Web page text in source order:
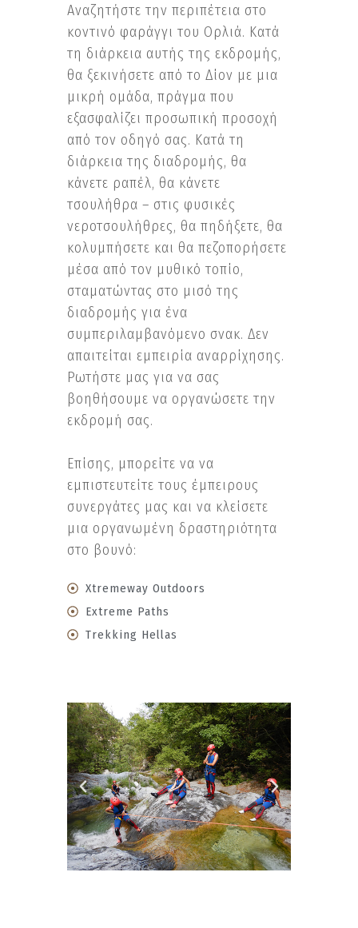
Αναζητήστε την περιπέτεια στο
κοντινό φαράγγι του Ορλιά. Κατά
τη διάρκεια αυτής της εκδρομής,
θα ξεκινήσετε από το Δίον με μια
μικρή ομάδα, πράγμα που
εξασφαλίζει προσωπική προσοχή
από τον οδηγό σας. Κατά τη
διάρκεια της διαδρομής, θα
κάνετε ραπέλ, θα κάνετε
τσουλήθρα – στις φυσικές
νεροτσουλήθρες, θα πηδήξετε, θα
κολυμπήσετε και θα πεζοπορήσετε
μέσα από τον μυθικό τοπίο,
σταματώντας στο μισό της
διαδρομής για ένα
συμπεριλαμβανόμενο σνακ. Δεν
απαιτείται εμπειρία αναρρίχησης.
Ρωτήστε μας για να σας
βοηθήσουμε να οργανώσετε την
εκδρομή σας.
Επίσης, μπορείτε να να
εμπιστευτείτε τους έμπειρους
συνεργάτες μας και να κλείσετε
μια οργανωμένη δραστηριότητα
στο βουνό:
Xtremeway Outdoors
Extreme Paths
Trekking Hellas